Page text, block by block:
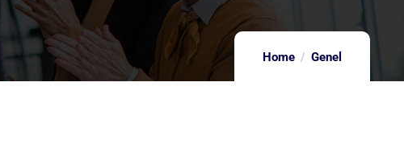
Home Genel